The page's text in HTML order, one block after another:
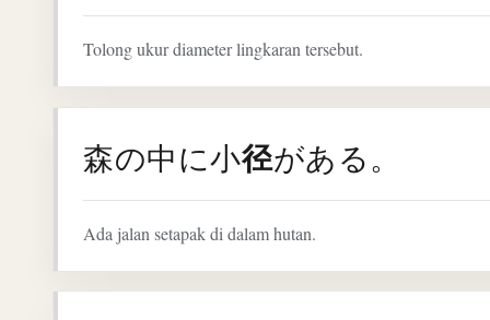
Tolong ukur diameter lingkaran tersebut.
森の中に小径がある。
Ada jalan setapak di dalam hutan.